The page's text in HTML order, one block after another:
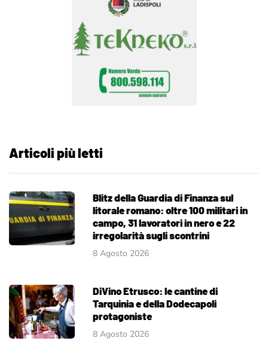
Articoli più letti
Blitz della Guardia di Finanza sul
litorale romano: oltre 100 militari in
campo, 31 lavoratori in nero e 22
irregolarità sugli scontrini
8 Agosto 2026
DiVino Etrusco: le cantine di
Tarquinia e della Dodecapoli
protagoniste
8 Agosto 2026